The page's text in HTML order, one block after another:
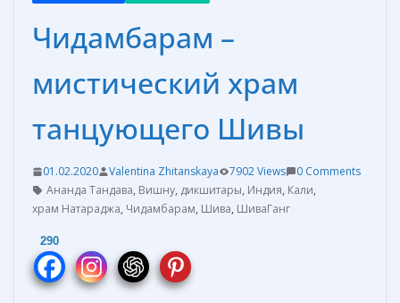
Чидамбарам –
мистический храм
танцующего Шивы
01.02.2020 Valentina Zhitanskaya 7902 Views
0 Comments
Ананда Тандава, Вишну, дикшитары, Индия, Кали,
храм Натараджа, Чидамбарам, Шива, ШиваГанг
290